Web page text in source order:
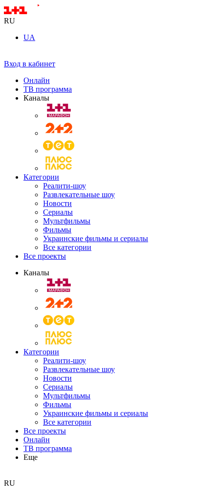
RU
UA
Вход в кабинет
Онлайн
ТВ программа
Каналы
Категории
Реалити-шоу
Развлекательные шоу
Новости
Сериалы
Мультфильмы
Фильмы
Украинские фильмы и сериалы
Все категории
Все проекты
Каналы
Категории
Реалити-шоу
Развлекательные шоу
Новости
Сериалы
Мультфильмы
Фильмы
Украинские фильмы и сериалы
Все категории
Все проекты
Онлайн
ТВ программа
Еще
RU